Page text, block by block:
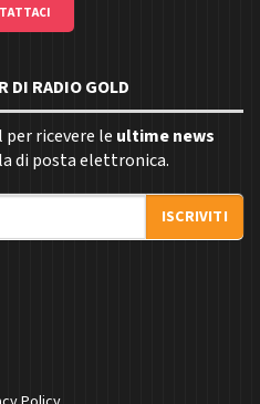
DI RADIO GOLD
ricevere le ultime news
di posta elettronica.
ISCRIVITI